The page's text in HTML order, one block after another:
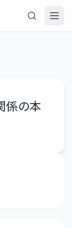
係の本